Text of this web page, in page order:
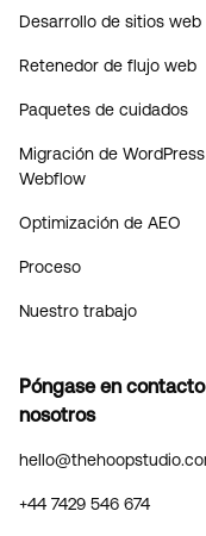
Desarrollo de sitios web
Retenedor de flujo web
Paquetes de cuidados
Migración de
Webflow
Optimización de AEO
Proceso
Nuestro trabajo
Póngase en
nosotros
+44 7429 546 674